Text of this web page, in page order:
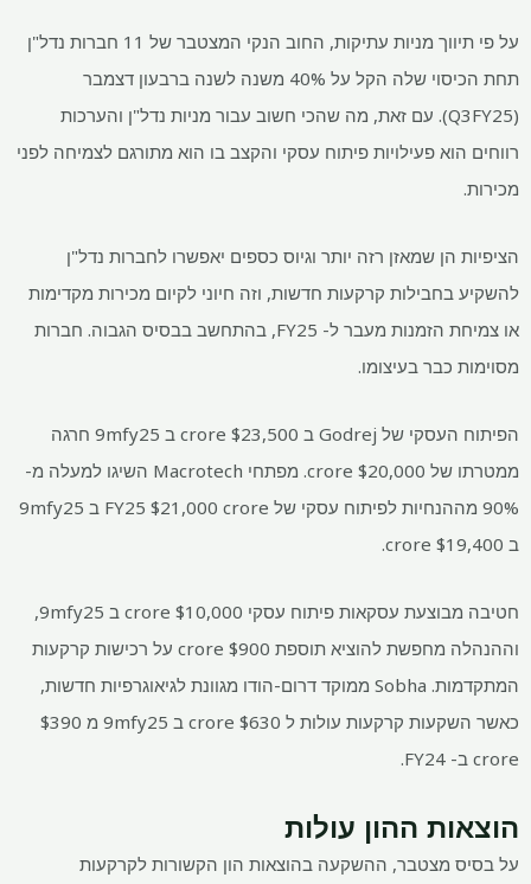
על פי תיווך מניות עתיקות, החוב הנקי המצטבר של 11 חברות נדל"ן
תחת הכיסוי שלה הקל על 40% משנה לשנה ברבעון דצמבר
(Q3FY25). עם זאת, מה שהכי חשוב עבור מניות נדל"ן והערכות
רווחים הוא פעילויות פיתוח עסקי והקצב בו הוא מתורגם לצמיחה לפני
מכירות.
הציפיות הן שמאזן רזה יותר וגיוס כספים יאפשרו לחברות נדל"ן
להשקיע בחבילות קרקעות חדשות, וזה חיוני לקיום מכירות מקדימות
או צמיחת הזמנות מעבר ל- FY25, בהתחשב בבסיס הגבוה. חברות
מסוימות כבר בעיצומו.
הפיתוח העסקי של Godrej ב $
23,500 crore ב 9mfy25 חרגה
ממטרתו של
$
20,000 crore. מפתחי Macrotech השיגו למעלה מ-
90% מההנחיות לפיתוח עסקי של FY25
$
21,000 crore ב 9mfy25
ב
$19,400 crore.
חטיבה מבוצעת עסקאות פיתוח עסקי $
10,000 crore ב 9mfy25,
וההנהלה מחפשת להוציא תוספת
$
900 crore על רכישות קרקעות
המתקדמות. Sobha ממוקד דרום-הודו מגוונת לגיאוגרפיות חדשות,
כאשר השקעות קרקעות עולות ל
$630 crore ב 9mfy25 מ $390
crore ב- FY24.
הוצאות ההון עולות
על בסיס מצטבר, ההשקעה בהוצאות הון הקשורות לקרקעות